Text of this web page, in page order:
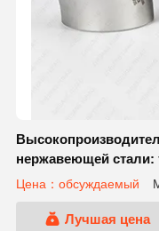
нержавеющей стали:
промышленных
Цена：обсуждаемый
Лучшая цена